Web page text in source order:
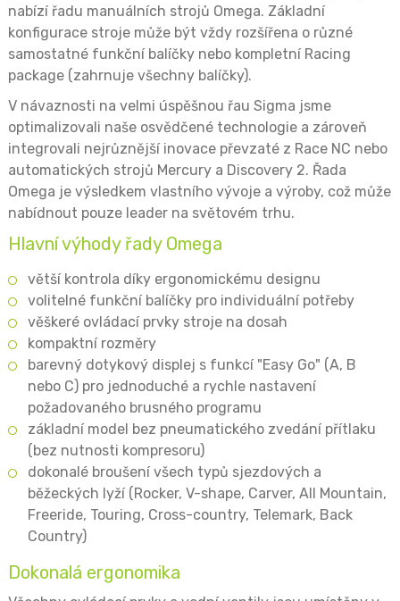
nabízí řadu manuálních strojů Omega. Základní
konfigurace stroje může být vždy rozšířena o různé
samostatné funkční balíčky nebo kompletní Racing
package (zahrnuje všechny balíčky).
V návaznosti na velmi úspěšnou řau Sigma jsme
optimalizovali naše osvědčené technologie a zároveň
integrovali nejrůznější inovace převzaté z Race NC nebo
automatických strojů Mercury a Discovery 2. Řada
Omega je výsledkem vlastního vývoje a výroby, což může
nabídnout pouze leader na světovém trhu.
Hlavní výhody řady Omega
větší kontrola díky ergonomickému designu
volitelné funkční balíčky pro individuální potřeby
věškeré ovládací prvky stroje na dosah
kompaktní rozměry
barevný dotykový displej s funkcí "Easy Go" (A, B
nebo C) pro jednoduché a rychle nastavení
požadovaného brusného programu
základní model bez pneumatického zvedání přítlaku
(bez nutnosti kompresoru)
dokonalé broušení všech typů sjezdových a
běžeckých lyží (Rocker, V-shape, Carver, All Mountain,
Freeride, Touring, Cross-country, Telemark, Back
Country)
Dokonalá ergonomika